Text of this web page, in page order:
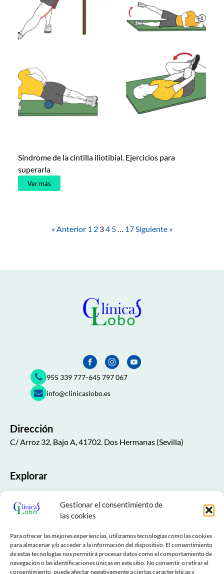
Gestionar el consentimiento de
las cookies
Para ofrecer las mejores experiencias, utilizamos tecnologías como las cookies
para almacenar y/o acceder a la información del dispositivo. El consentimiento
de estas tecnologías nos permitirá procesar datos como el comportamiento de
navegación o las identificaciones únicas en este sitio. No consentir o retirar el
consentimiento, puede afectar negativamente a ciertas características y
Síndrome de la cintilla iliotibial. Ejercicios para
superarla
Ver más
« Anterior 1 2 34 5… 17Siguiente »
955 339 777-645 797 067
info@clinicaslobo.es
Dirección
C/ Arroz 32, Bajo A, 41702. Dos Hermanas (Sevilla)
Explorar
Inicio
Nuestra Clínica
Especialidades
NESA